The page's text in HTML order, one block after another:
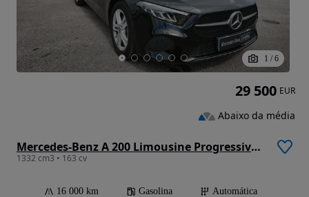
1 / 6
Mercedes-Benz A 200 Limousine Progressive Aut.
1332 cm3 • 163 cv
16 000 km Gasolina
Automática
29 500 EUR
Abaixo da média